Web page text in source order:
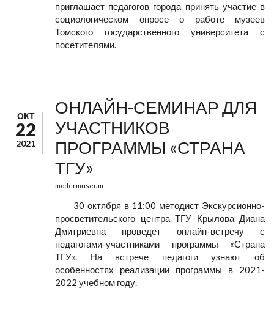
приглашает педагогов города принять участие в
социологическом опросе о работе музеев
Томского государственного университета с
посетителями.
ОКТ
22
2021
ОНЛАЙН-СЕМИНАР ДЛЯ
УЧАСТНИКОВ
ПРОГРАММЫ «СТРАНА
ТГУ»
modermuseum
30 октября в 11:00 методист Экскурсионно-
просветительского центра ТГУ Крылова Диана
Дмитриевна проведет онлайн-встречу с
педагогами-участниками программы «Страна
ТГУ». На встрече педагоги узнают об
особенностях реализации программы в 2021-
2022 учебном году.